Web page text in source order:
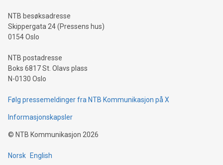
NTB besøksadresse
Skippergata 24 (Pressens hus)
0154 Oslo
NTB postadresse
Boks 6817 St. Olavs plass
N-0130 Oslo
Følg pressemeldinger fra NTB Kommunikasjon på X
Informasjonskapsler
© NTB Kommunikasjon 2026
Norsk English